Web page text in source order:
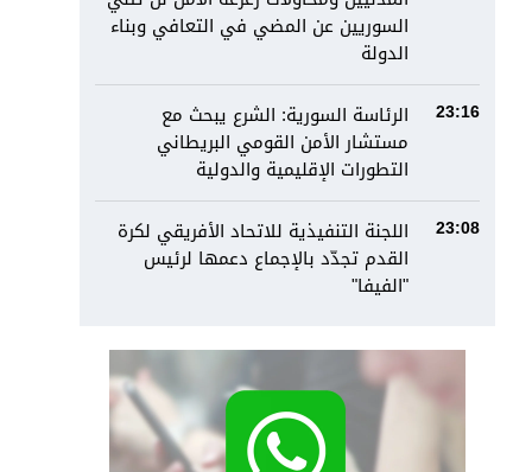
السوريين عن المضي في التعافي وبناء
الدولة
23:16
الرئاسة السورية: الشرع يبحث مع
مستشار الأمن القومي البريطاني
التطورات الإقليمية والدولية
23:08
اللجنة التنفيذية للاتحاد الأفريقي لكرة
القدم تجدّد بالإجماع دعمها لرئيس
"الفيفا"